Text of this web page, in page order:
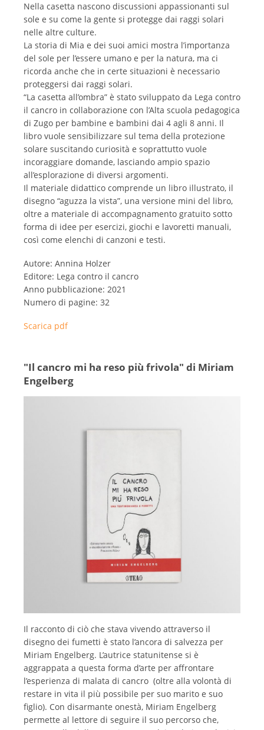
Nella casetta nascono discussioni appassionanti sul
sole e su come la gente si protegge dai raggi solari
nelle altre culture.
La storia di Mia e dei suoi amici mostra l’importanza
del sole per l’essere umano e per la natura, ma ci
ricorda anche che in certe situazioni è necessario
proteggersi dai raggi solari.
“La casetta all’ombra” è stato sviluppato da Lega contro
il cancro in collaborazione con l’Alta scuola pedagogica
di Zugo per bambine e bambini dai 4 agli 8 anni. Il
libro vuole sensibilizzare sul tema della protezione
solare suscitando curiosità e soprattutto vuole
incoraggiare domande, lasciando ampio spazio
all’esplorazione di diversi argomenti.
Il materiale didattico comprende un libro illustrato, il
disegno “aguzza la vista”, una versione mini del libro,
oltre a materiale di accompagnamento gratuito sotto
forma di idee per esercizi, giochi e lavoretti manuali,
così come elenchi di canzoni e testi.
Autore: Annina Holzer
Editore: Lega contro il cancro
Anno pubblicazione: 2021
Numero di pagine: 32
Scarica pdf
"Il cancro mi ha reso più frivola" di Miriam
Engelberg
Il racconto di ciò che stava vivendo attraverso il
disegno dei fumetti è stato l’ancora di salvezza per
Miriam Engelberg. L’autrice statunitense si è
aggrappata a questa forma d’arte per affrontare
l’esperienza di malata di cancro (oltre alla volontà di
restare in vita il più possibile per suo marito e suo
figlio). Con disarmante onestà, Miriam Engelberg
permette al lettore di seguire il suo percorso che,